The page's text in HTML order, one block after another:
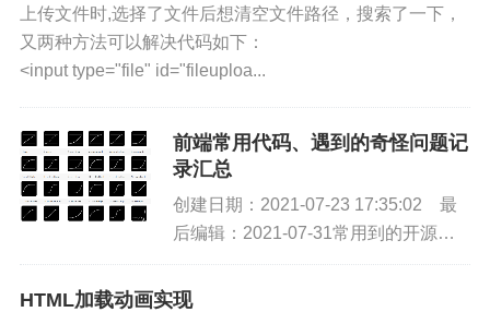
}
上传文件时,选择了文件后想清空文件路径，搜索了一下，
又两种方法可以解决代码如下：
<input type="file" id="fileuploa...
前端常用代码、遇到的奇怪问题记
录汇总
创建日期：2021-07-23 17:35:02 最
后编辑：2021-07-31常用到的开源库
html5shiv.js —— 让 IE 能识别 HTML5
的元素pageSw...
HTML加载动画实现